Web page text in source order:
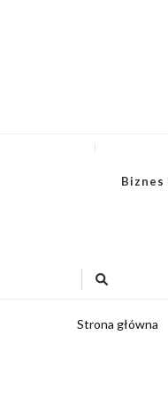
Biznes
Strona główna